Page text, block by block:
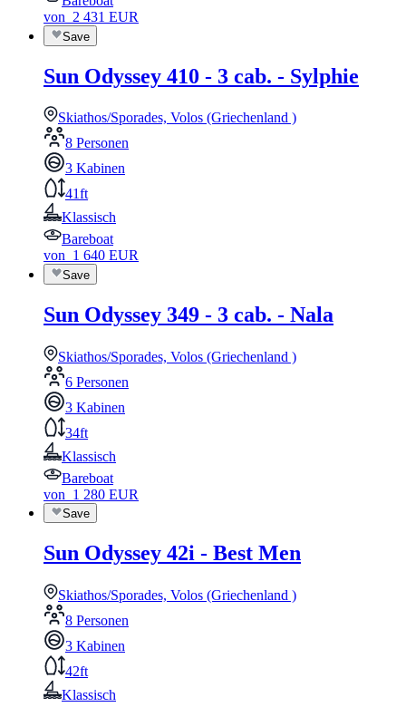
von 2 431 EUR
Save
Sun Odyssey 410 - 3 cab. - Sylphie
Skiathos/Sporades, Volos (Griechenland )
8 Personen
3 Kabinen
41ft
Klassisch
Bareboat
von 1 640 EUR
Save
Sun Odyssey 349 - 3 cab. - Nala
Skiathos/Sporades, Volos (Griechenland )
6 Personen
3 Kabinen
34ft
Klassisch
Bareboat
von 1 280 EUR
Save
Sun Odyssey 42i - Best Men
Skiathos/Sporades, Volos (Griechenland )
8 Personen
3 Kabinen
42ft
Klassisch